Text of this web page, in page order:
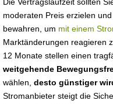
moderaten Preis erzielen
bewahren, um mit einem
Marktänderungen reagieren
12 Monate stellen einen
weitgehende
wählen, desto günstiger
Stromanbieter steigt die